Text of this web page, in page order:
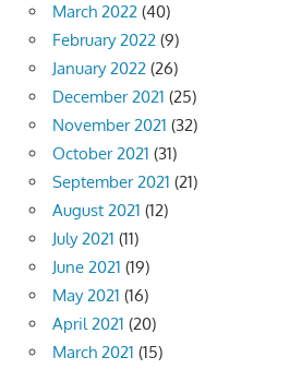
March 2022 (40)
February 2022 (9)
January 2022 (26)
December 2021 (25)
November 2021 (32)
October 2021 (31)
September 2021 (21)
August 2021 (12)
July 2021 (11)
June 2021 (19)
May 2021 (16)
April 2021 (20)
March 2021 (15)